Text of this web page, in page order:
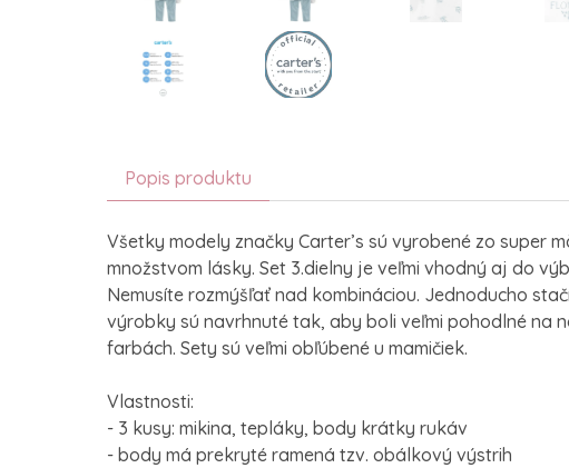
Popis produktu
Všetky modely značky Carter’s sú vyrobené zo super
množstvom lásky. Set 3.dielny je veľmi vhodný aj do
Nemusíte rozmýšľať nad kombináciou. Jednoducho
výrobky sú navrhnuté tak, aby boli veľmi pohodlné na
farbách. Sety sú veľmi obľúbené u mamičiek.
Vlastnosti:
- 3 kusy: mikina, tepláky, body krátky rukáv
- body má prekryté ramená tzv. obálkový výstrih